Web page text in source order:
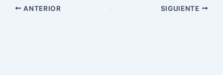
ANTERIOR SIGUIENTE